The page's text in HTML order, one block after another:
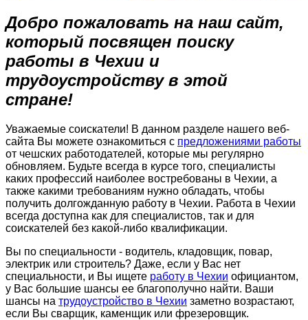
Добро пожаловать на наш сайт,
который посвящен поиску
работы в Чехии и
трудоустройству в этой
стране!
Уважаемые соискатели! В данном разделе нашего веб-
сайта Вы можете ознакомиться с предложениями работы
от чешских работодателей, которые мы регулярно
обновляем. Будьте всегда в курсе того, специалисты
каких профессий наиболее востребованы в Чехии, а
также какими требованиям нужно обладать, чтобы
получить долгожданную работу в Чехии. Работа в Чехии
всегда доступна как для специалистов, так и для
соискателей без какой-либо квалификации.
Вы по специальности - водитель, кладовщик, повар,
электрик или строитель? Даже, если у Вас нет
специальности, и Вы ищете работу в Чехии официантом,
у Вас большие шансы ее благополучно найти. Ваши
шансы на трудоустройство в Чехии заметно возрастают,
если Вы сварщик, каменщик или фрезеровщик.